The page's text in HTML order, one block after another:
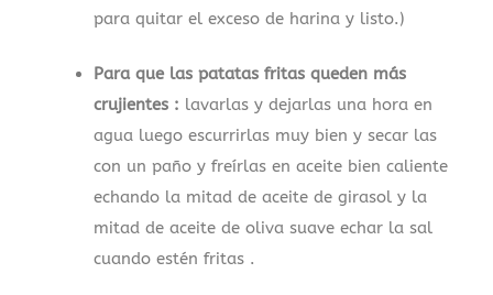
para quitar el exceso de harina y listo.)
Para que las patatas fritas queden más
crujientes : lavarlas y dejarlas una hora en
agua luego escurrirlas muy bien y secar las
con un paño y freírlas en aceite bien caliente
echando la mitad de aceite de girasol y la
mitad de aceite de oliva suave echar la sal
cuando estén fritas .